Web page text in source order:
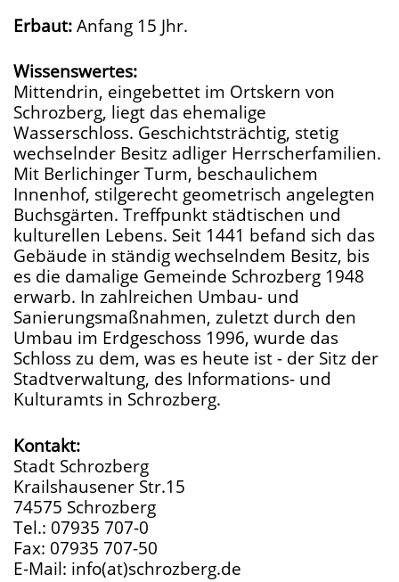
Erbaut:Anfang 15 Jhr.
Wissenswertes:
Mittendrin, eingebettet im Ortskern von
Schrozberg, liegt das ehemalige
Wasserschloss. Geschichtsträchtig, stetig
wechselnder Besitz adliger Herrscherfamilien.
Mit Berlichinger Turm, beschaulichem
Innenhof, stilgerecht geometrisch angelegten
Buchsgärten. Treffpunkt städtischen und
kulturellen Lebens. Seit 1441 befand sich das
Gebäude in ständig wechselndem Besitz, bis
es die damalige Gemeinde Schrozberg 1948
erwarb. In zahlreichen Umbau- und
Sanierungsmaßnahmen, zuletzt durch den
Umbau im Erdgeschoss 1996, wurde das
Schloss zu dem, was es heute ist - der Sitz der
Stadtverwaltung, des Informations- und
Kulturamts in Schrozberg.
Kontakt:
Stadt Schrozberg
Krailshausener Str.15
74575 Schrozberg
Tel.: 07935 707-0
Fax: 07935 707-50
E-Mail: info(at)schrozberg.de